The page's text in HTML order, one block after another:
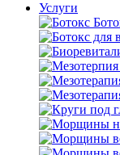
Услуги